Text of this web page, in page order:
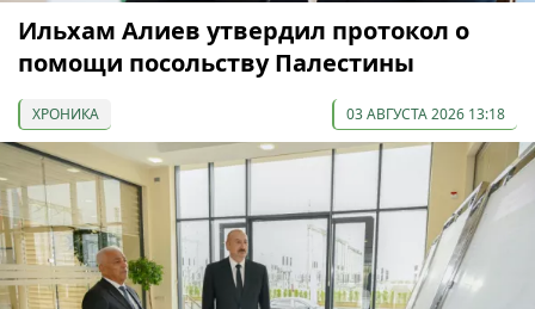
Ильхам Алиев утвердил протокол о
помощи посольству Палестины
ХРОНИКА 03 АВГУСТА 2026 13:18